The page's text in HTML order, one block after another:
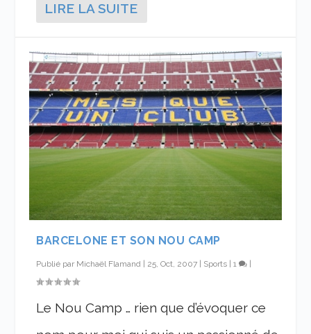
LIRE LA SUITE
BARCELONE ET SON NOU CAMP
Publié par Michaël Flamand | 25, Oct, 2007 | Sports |1 |
Le Nou Camp … rien que d’évoquer ce